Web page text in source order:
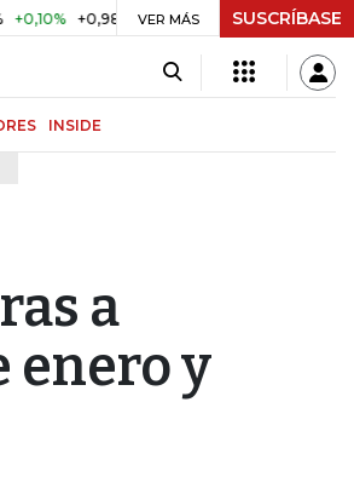
+0,98% UVR $ 416,91 +$ 0,05 +0,01%
VER MÁS SUSCRÍBASE
INSIDE
a
enero y